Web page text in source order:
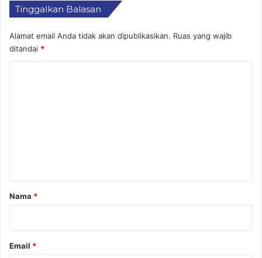
Tinggalkan Balasan
Alamat email Anda tidak akan dipublikasikan. Ruas yang wajib
ditandai *
r
Nama *
Email *